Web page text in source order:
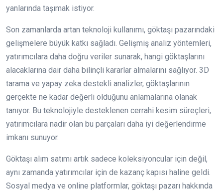
yanlarında taşımak istiyor.
Son zamanlarda artan teknoloji kullanımı, göktaşı pazarındaki
gelişmelere büyük katkı sağladı. Gelişmiş analiz yöntemleri,
yatırımcılara daha doğru veriler sunarak, hangi göktaşlarını
alacaklarına dair daha bilinçli kararlar almalarını sağlıyor. 3D
tarama ve yapay zeka destekli analizler, göktaşlarının
gerçekte ne kadar değerli olduğunu anlamalarına olanak
tanıyor. Bu teknolojiyle desteklenen cerrahi kesim süreçleri,
yatırımcılara nadir olan bu parçaları daha iyi değerlendirme
imkanı sunuyor.
Göktaşı alım satımı artık sadece koleksiyoncular için değil,
aynı zamanda yatırımcılar için de kazanç kapısı haline geldi.
Sosyal medya ve online platformlar, göktaşı pazarı hakkında